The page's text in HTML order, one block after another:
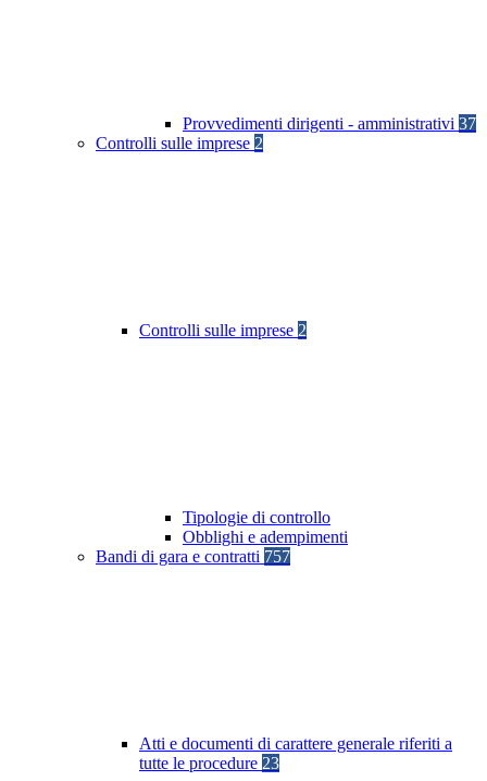
Provvedimenti dirigenti - amministrativi 37
Controlli sulle imprese 2
Controlli sulle imprese 2
Tipologie di controllo
Obblighi e adempimenti
Bandi di gara e contratti 757
Atti e documenti di carattere generale riferiti a
tutte le procedure 23